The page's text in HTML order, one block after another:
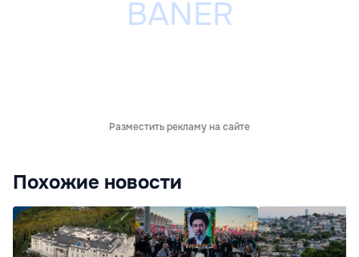
Разместить рекламу на сайте
Похожие новости